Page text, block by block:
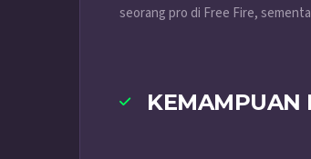
seorang pro di Free Fire,
KEMAMPUAN